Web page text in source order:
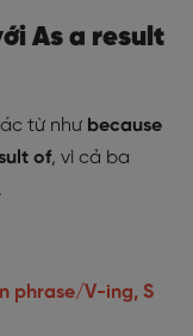
As a result
từ như because
of, vì cả ba
phrase/V-ing, S